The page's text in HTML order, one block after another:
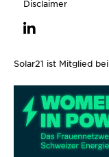
Disclaimer
Solar21 ist Mitglied bei